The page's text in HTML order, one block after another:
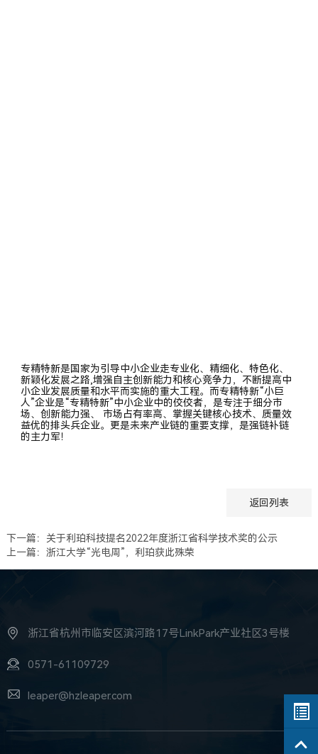
专精特新是国家为引导中小企业走专业化、精细化、特色化、
新颖化发展之路,增强自主创新能力和核心竞争力，不断提高中
小企业发展质量和水平而实施的重大工程。而专精特新“小巨
人”企业是“专精特新”中小企业中的佼佼者，是专注于细分市
场、创新能力强、 市场占有率高、掌握关键核心技术、质量效
益优的排头兵企业。更是未来产业链的重要支撑，是强链补链
的主力军！
返回列表
下一篇：关于利珀科技提名2022年度浙江省科学技术奖的公示
上一篇：浙江大学“光电周”，利珀获此殊荣
浙江省杭州市临安区滨河路17号LinkPark产业社区3号楼
0571-61109729
leaper@hzleaper.com